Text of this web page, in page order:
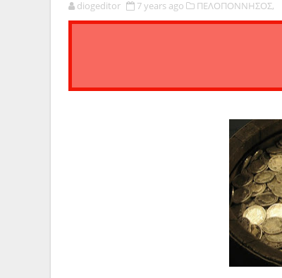
diogeditor 7 years ago ΠΕΛΟΠΟΝΝΗΣΟΣ,